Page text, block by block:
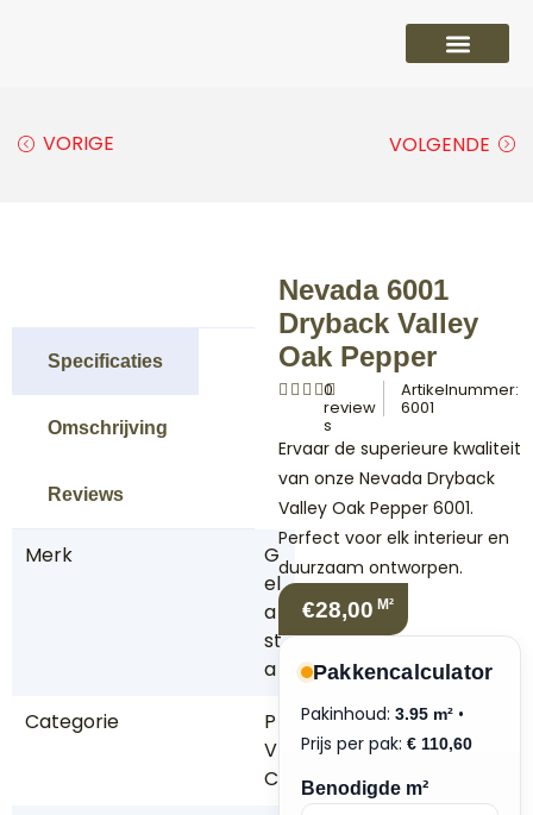
VORIGE VOLGENDE
Specificaties
Omschrijving
Reviews
Merk
G
el
a
st
a
Categorie
P
V
C
Nevada 6001
Dryback Valley
Oak Pepper
0
review
s
Artikelnummer:
6001
Ervaar de superieure kwaliteit
van onze Nevada Dryback
Valley Oak Pepper 6001.
Perfect voor elk interieur en
duurzaam ontworpen.
€28,00 M²
Pakkencalculator
Pakinhoud: 3.95 m² •
Prijs per pak: € 110,60
Benodigde m²